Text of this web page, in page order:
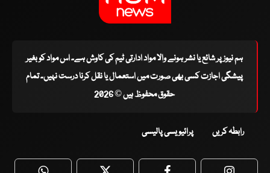
ہم نیوز پر شائع یا نشر ہونے والا مواد ادارتی ٹیم کی کاوش ہے۔ اس مواد کو بغیر
پیشگی اجازت کسی بھی صورت میں استعمال یا نقل کرنا درست نہیں۔ تمام
حقوق محفوظ ہیں © 2026
رابطہ کریں پرائیویسی پالیسی